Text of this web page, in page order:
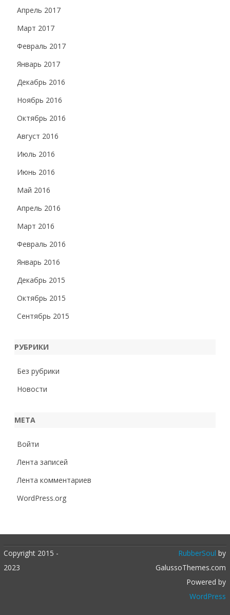
Апрель 2017
Март 2017
Февраль 2017
Январь 2017
Декабрь 2016
Ноябрь 2016
Октябрь 2016
Август 2016
Июль 2016
Июнь 2016
Май 2016
Апрель 2016
Март 2016
Февраль 2016
Январь 2016
Декабрь 2015
Октябрь 2015
Сентябрь 2015
РУБРИКИ
Без рубрики
Новости
МЕТА
Войти
Лента записей
Лента комментариев
WordPress.org
Copyright 2015 -
2023
RubberSoul by
GalussoThemes.com
Powered by
WordPress